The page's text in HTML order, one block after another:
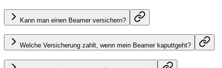
Kann man einen Beamer versichern?
Welche Versicherung zahlt, wenn mein Beamer kaputtgeht?